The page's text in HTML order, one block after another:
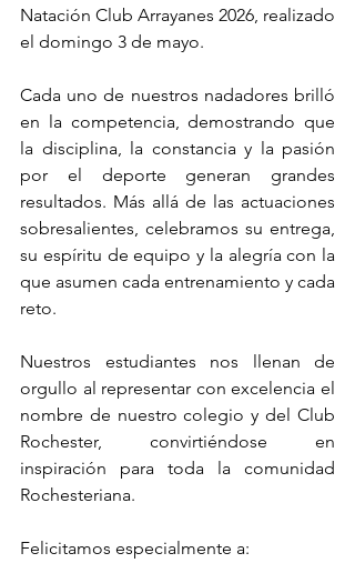
Natación Club Arrayanes 2026, realizado
el domingo 3 de mayo.
Cada uno de nuestros nadadores brilló
en la competencia, demostrando que
la disciplina, la constancia y la pasión
por el deporte generan grandes
resultados. Más allá de las actuaciones
sobresalientes, celebramos su entrega,
su espíritu de equipo y la alegría con la
que asumen cada entrenamiento y cada
reto.
Nuestros estudiantes nos llenan de
orgullo al representar con excelencia el
nombre de nuestro colegio y del Club
Rochester, convirtiéndose en
inspiración para toda la comunidad
Rochesteriana.
Felicitamos especialmente a: